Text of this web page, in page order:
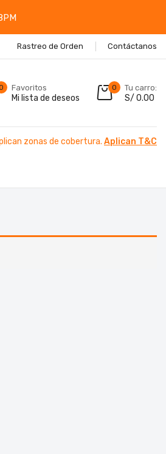
Rastreo de Orden Contáctanos
Favoritos
Mi lista de deseos
0 Tu carro:
S/ 0.00
zonas de cobertura. Aplican T&C